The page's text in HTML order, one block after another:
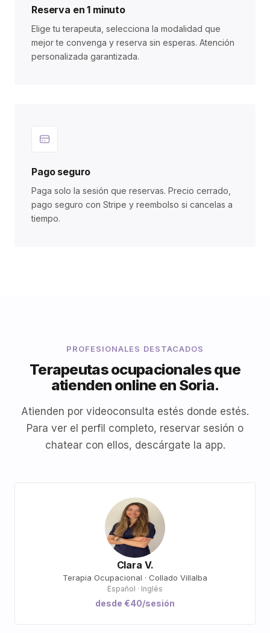
Reserva en 1 minuto
Elige tu terapeuta, selecciona la modalidad que
mejor te convenga y reserva sin esperas. Atención
personalizada garantizada.
Pago seguro
Paga solo la sesión que reservas. Precio cerrado,
pago seguro con Stripe y reembolso si cancelas a
tiempo.
PROFESIONALES DESTACADOS
Terapeutas ocupacionales que
atienden online en Soria.
Atienden por videoconsulta estés donde estés.
Para ver el perfil completo, reservar sesión o
chatear con ellos, descárgate la app.
Clara V.
Terapia Ocupacional · Collado Villalba
Español · Inglés
desde €40/sesión